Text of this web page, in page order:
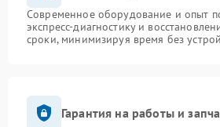
Современное оборудование и опыт
экспресс-диагностику и
сроки, минимизируя время без
Гарантия на работы и